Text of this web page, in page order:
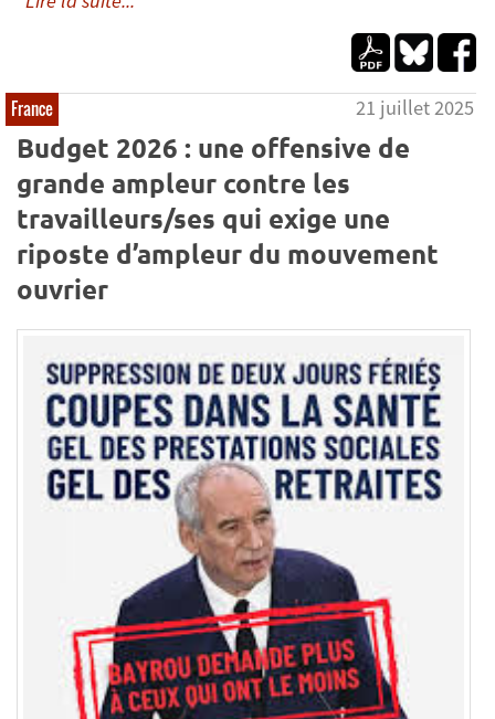
France 21 juillet 2025
Budget 2026 : une offensive de
grande ampleur contre les
travailleurs/ses qui exige une
riposte d’ampleur du mouvement
ouvrier